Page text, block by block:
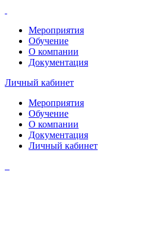
Мероприятия
Обучение
О компании
Документация
Личный кабинет
Мероприятия
Обучение
О компании
Документация
Личный кабинет